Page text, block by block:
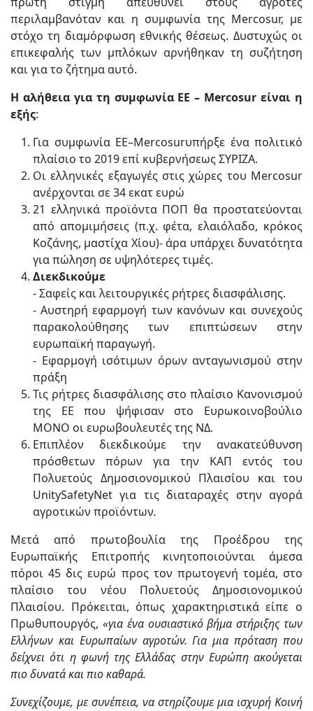
περιλαμβανόταν και η συμφωνία της Mercosur, με
στόχο τη διαμόρφωση εθνικής θέσεως. Δυστυχώς οι
επικεφαλής των μπλόκων αρνήθηκαν τη συζήτηση
και για το ζήτημα αυτό.
Η αλήθεια για τη συμφωνία ΕΕ – Mercosur είναι η
εξής:
Για συμφωνία ΕΕ–Mercosurυπήρξε ένα πολιτικό
πλαίσιο το 2019 επί κυβερνήσεως ΣΥΡΙΖΑ.
Οι ελληνικές εξαγωγές στις χώρες του Mercosur
ανέρχονται σε 34 εκατ ευρώ
21 ελληνικά προϊόντα ΠΟΠ θα προστατεύονται
από απομιμήσεις (π.χ. φέτα, ελαιόλαδο, κρόκος
Κοζάνης, μαστίχα Χίου)- άρα υπάρχει δυνατότητα
για πώληση σε υψηλότερες τιμές.
Διεκδικούμε
- Σαφείς και λειτουργικές ρήτρες διασφάλισης.
- Αυστηρή εφαρμογή των κανόνων και συνεχούς
παρακολούθησης των επιπτώσεων στην
ευρωπαϊκή παραγωγή.
- Εφαρμογή ισότιμων όρων ανταγωνισμού στην
πράξη
Τις ρήτρες διασφάλισης στο πλαίσιο Κανονισμού
της ΕΕ που ψήφισαν στο Ευρωκοινοβούλιο
ΜΟΝΟ οι ευρωβουλευτές της ΝΔ.
Επιπλέον διεκδικούμε την ανακατεύθυνση
πρόσθετων πόρων για την ΚΑΠ εντός του
Πολυετούς Δημοσιονομικού Πλαισίου και του
UnitySafetyNet για τις διαταραχές στην αγορά
αγροτικών προϊόντων.
Μετά από πρωτοβουλία της Προέδρου της
Ευρωπαϊκής Επιτροπής κινητοποιούνται άμεσα
πόροι 45 δις ευρώ προς τον πρωτογενή τομέα, στο
πλαίσιο του νέου Πολυετούς Δημοσιονομικού
Πλαισίου. Πρόκειται, όπως χαρακτηριστικά είπε ο
Πρωθυπουργός, «για ένα ουσιαστικό βήμα στήριξης των
Ελλήνων και Ευρωπαίων αγροτών. Για μια πρόταση που
δείχνει ότι η φωνή της Ελλάδας στην Ευρώπη ακούγεται
πιο δυνατά και πιο καθαρά.
Συνεχίζουμε, με συνέπεια, να στηρίζουμε μια ισχυρή Κοινή